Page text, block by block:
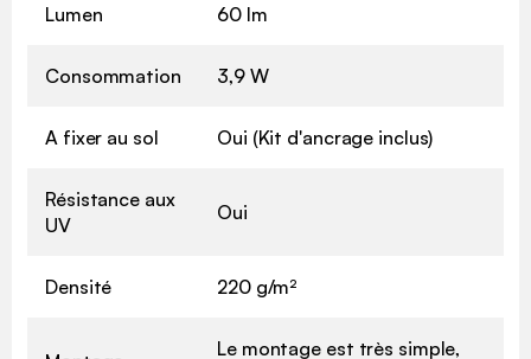
Lumen 60 lm
Consommation 3,9 W
A fixer au sol Oui (Kit d'ancrage inclus)
Résistance aux
UV
Oui
Densité 220 g/m²
Le montage est très simple,